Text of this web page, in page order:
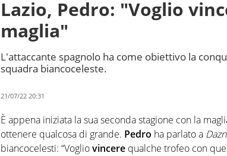
Lazio, Pedro: "Voglio
maglia"
L'attaccante spagnolo ha come obiettivo la
squadra biancoceleste.
21/07/22 20:31
È appena iniziata la sua seconda stagione con la
ottenere qualcosa di grande. Pedro ha parlato a Dazn
biancocelesti: “Vogliovincere qualche trofeo con